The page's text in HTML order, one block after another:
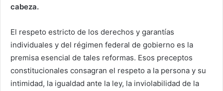
cabeza.
El respeto estricto de los derechos y garantías
individuales y del régimen federal de gobierno es la
premisa esencial de tales reformas. Esos preceptos
constitucionales consagran el respeto a la persona y su
intimidad, la igualdad ante la ley, la inviolabilidad de la